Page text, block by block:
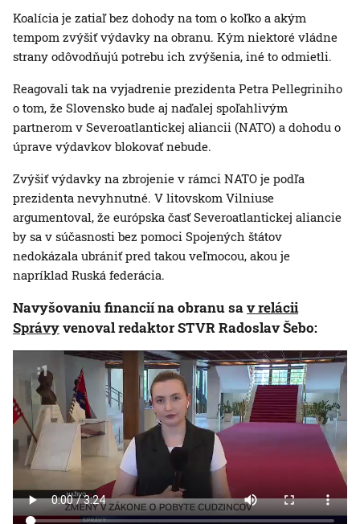
Koalícia je zatiaľ bez dohody na tom o koľko a akým
tempom zvýšiť výdavky na obranu. Kým niektoré vládne
strany odôvodňujú potrebu ich zvýšenia, iné to odmietli.
Reagovali tak na vyjadrenie prezidenta Petra Pellegriniho
o tom, že Slovensko bude aj naďalej spoľahlivým
partnerom v Severoatlantickej aliancii (NATO) a dohodu o
úprave výdavkov blokovať nebude.
Zvýšiť výdavky na zbrojenie v rámci NATO je podľa
prezidenta nevyhnutné. V litovskom Vilniuse
argumentoval, že európska časť Severoatlantickej aliancie
by sa v súčasnosti bez pomoci Spojených štátov
nedokázala ubrániť pred takou veľmocou, akou je
napríklad Ruská federácia.
Navyšovaniu financií na obranu sav relácii
Správyvenoval redaktor STVR Radoslav Šebo: